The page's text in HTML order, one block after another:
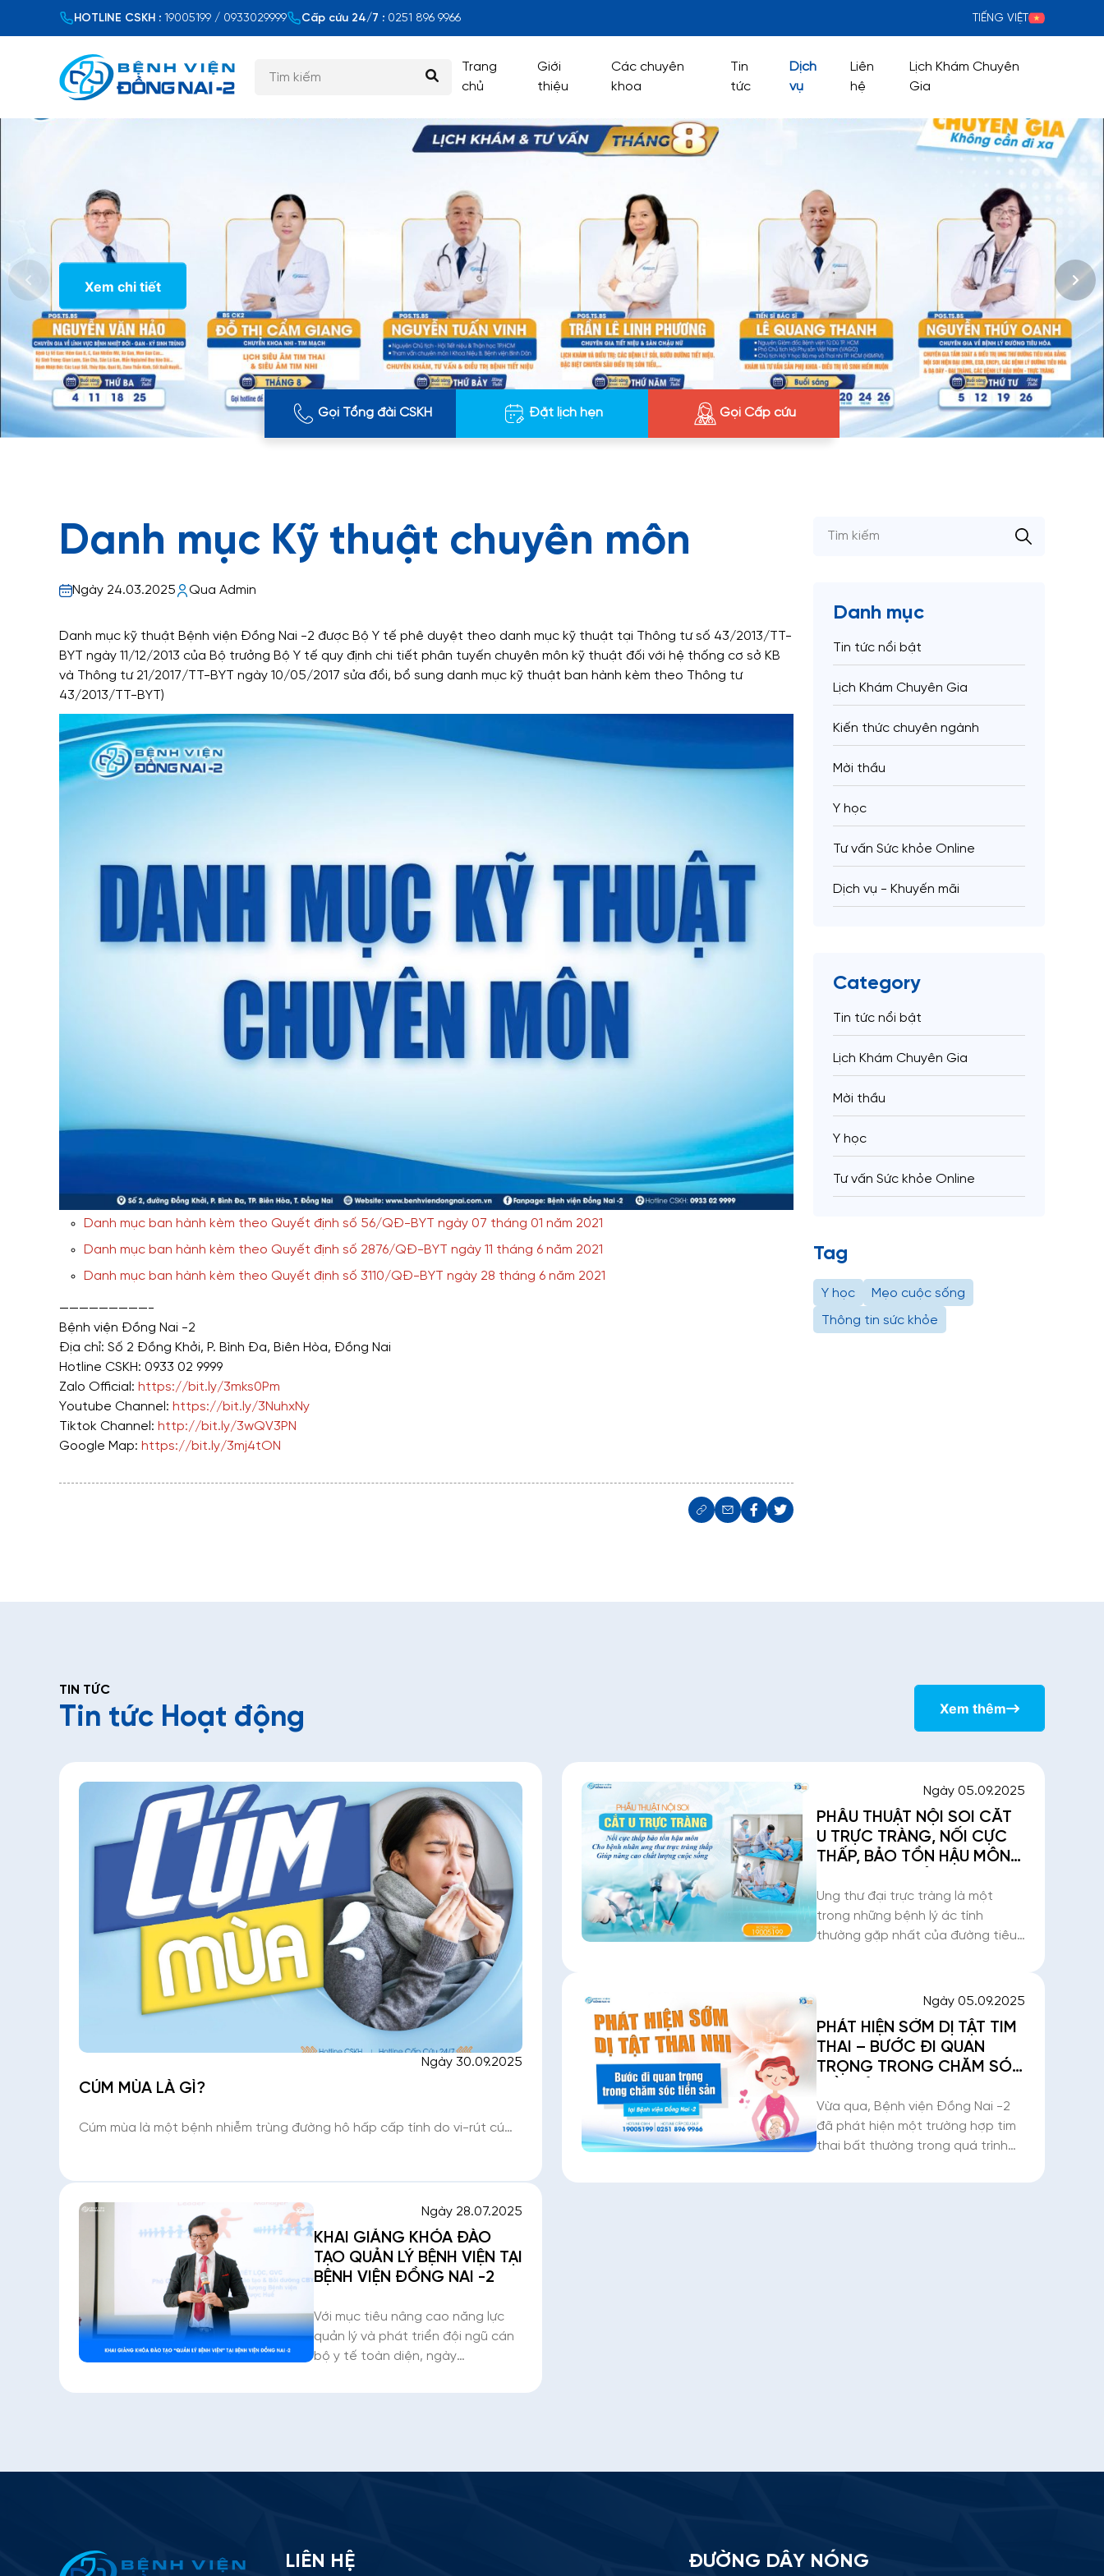
HOTLINE CSKH : 19005199 / 0933029999 Cấp cứu 24/7 : 0251 896 9966 TIẾNG VIỆT
Trang
chủ
Giới
thiệu
Các chuyên
khoa
Tin
tức
Dịch
vụ
Liên
hệ
Lịch Khám Chuyên
Gia
Xem chi tiết
Gọi Tổng đài CSKH Đặt lịch hẹn Gọi Cấp cứu
Danh mục Kỹ thuật chuyên môn
Ngày 24.03.2025 Qua Admin
Danh mục kỹ thuật Bệnh viện Đồng Nai -2 được Bộ Y tế phê duyệt theo danh mục kỹ thuật tại Thông tư số 43/2013/TT-
BYT ngày 11/12/2013 của Bộ trưởng Bộ Y tế quy định chi tiết phân tuyến chuyên môn kỹ thuật đối với hệ thống cơ sở KB
và Thông tư 21/2017/TT-BYT ngày 10/05/2017 sửa đổi, bổ sung danh mục kỹ thuật ban hành kèm theo Thông tư
43/2013/TT-BYT)
Danh mục ban hành kèm theo Quyết định số 56/QĐ-BYT ngày 07 tháng 01 năm 2021
Danh mục ban hành kèm theo Quyết định số 2876/QĐ-BYT ngày 11 tháng 6 năm 2021
Danh mục ban hành kèm theo Quyết định số 3110/QĐ-BYT ngày 28 tháng 6 năm 2021
—————————-
Bệnh viện Đồng Nai -2
Địa chỉ: Số 2 Đồng Khởi, P. Bình Đa, Biên Hòa, Đồng Nai
Hotline CSKH: 0933 02 9999
Zalo Official: https://bit.ly/3mks0Pm
Youtube Channel: https://bit.ly/3NuhxNy
Tiktok Channel: http://bit.ly/3wQV3PN
Google Map: https://bit.ly/3mj4tON
Danh mục
Tin tức nổi bật
Lịch Khám Chuyên Gia
Kiến thức chuyên ngành
Mời thầu
Y học
Tư vấn Sức khỏe Online
Dịch vụ - Khuyến mãi
Category
Tin tức nổi bật
Lịch Khám Chuyên Gia
Mời thầu
Y học
Tư vấn Sức khỏe Online
Tag
Y học
Mẹo cuộc sống
Thông tin sức khỏe
TIN TỨC
Tin tức Hoạt động Xem thêm
Ngày 30.09.2025
CÚM MÙA LÀ GÌ?
Cúm mùa là một bệnh nhiễm trùng đường hô hấp cấp tính do vi-rút cúm
Ngày 05.09.2025
PHẪU THUẬT NỘI SOI CẮT
U TRỰC TRÀNG, NỐI CỰC
THẤP, BẢO TỒN HẬU MÔN
TRỰC TRÀNG THẤP, GIÚP
NÂNG CAO CHẤT LƯỢNG
CUỘC SỐNG
Ung thư đại trực tràng là một
trong những bệnh lý ác tính
thường gặp nhất của đường tiêu
trên toàn thế giới. Riêng ung thư
Ngày 05.09.2025
PHÁT HIỆN SỚM DỊ TẬT TIM
THAI – BƯỚC ĐI QUAN
TRỌNG TRONG CHĂM SÓC
ĐỒNG NAI -2
Vừa qua, Bệnh viện Đồng Nai -2
đã phát hiện một trường hợp tim
thai bất thường trong quá trình
phụ ngụ tại tỉnh Đồng Nai. Kết
Ngày 28.07.2025
KHAI GIẢNG KHÓA ĐÀO
TẠO QUẢN LÝ BỆNH VIỆN TẠI
BỆNH VIỆN ĐỒNG NAI -2
Với mục tiêu nâng cao năng lực
quản lý và phát triển đội ngũ cán
bộ y tế toàn diện, ngày
phối hợp cùng Trường Đại học Y
LIÊN HỆ ĐƯỜNG DÂY NÓNG